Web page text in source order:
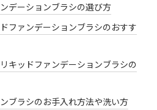
デーションブラシの選び方
ファンデーションブラシのおすす
キッドファンデーションブラシの
ブラシのお手入れ方法や洗い方